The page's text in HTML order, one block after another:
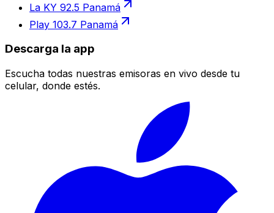
La KY 92.5 Panamá
Play 103.7 Panamá
Descarga la app
Escucha todas nuestras emisoras en vivo desde tu
celular, donde estés.